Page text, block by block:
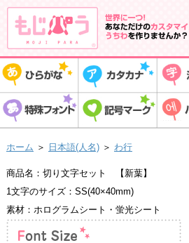
ホーム ＞ 日本語(人名) ＞ わ行
商品名：切り文字セット 【新葉】
1文字のサイズ：SS(40×40mm)
素材：ホログラムシート・蛍光シート